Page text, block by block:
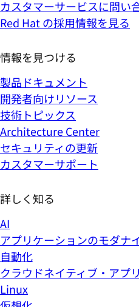
カスタマーサービスに問い
Red Hat の採用情報を見る
情報を見つける
製品ドキュメント
開発者向けリソース
技術トピックス
Architecture Center
セキュリティの更新
カスタマーサポート
詳しく知る
AI
アプリケーションのモダナ
自動化
クラウドネイティブ・アプ
Linux